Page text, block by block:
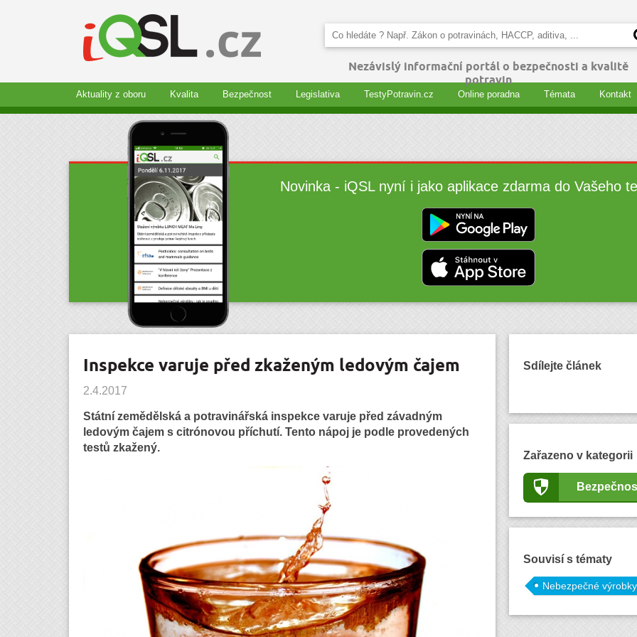
Nezávislý informační portál o bezpečnosti a kvalitě
potravin
Aktuality z oboru Kvalita Bezpečnost Legislativa TestyPotravin.cz Online poradna Témata Kontakt
Novinka - iQSL nyní i jako aplikace zdarma do Vašeho
Inspekce varuje před zkaženým ledovým čajem
2.4.2017
Státní zemědělská a potravinářská inspekce varuje před závadným
ledovým čajem s citrónovou příchutí. Tento nápoj je podle provedených
testů zkažený.
Sdílejte článek
Zařazeno v kategorii
Souvisí s tématy
Nebezpečné výrobky